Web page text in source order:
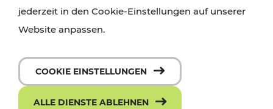
jederzeit in den Cookie-Einstellungen auf unserer
Website anpassen.
COOKIE EINSTELLUNGEN
ALLE DIENSTE ABLEHNEN